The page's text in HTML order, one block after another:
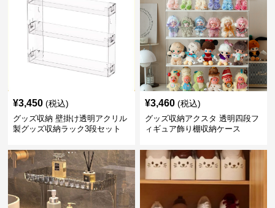
¥3,450 (税込)
グッズ収納 壁掛け透明アクリル
製グッズ収納ラック3段セット
¥3,460 (税込)
グッズ収納アクスタ 透明四段フ
ィギュア飾り棚収納ケース